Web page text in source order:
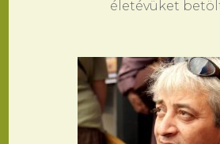
életévüket